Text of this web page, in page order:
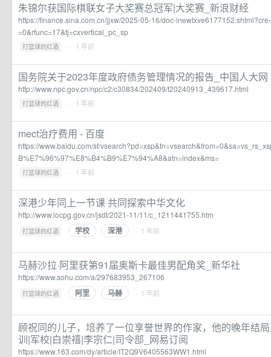
朱锦尔获国际棋联女子大奖赛总冠军|大奖赛_新浪财经
https://finance.sina.com.cn/jjxw/2025-05-16/doc-
=0&rfunc=17&tj=cxvertical_pc_sp
打篮球的红酒 · · 1 年前
国务院关于2023年度政府债务管理情况的报告_中国人大网
http://www.npc.gov.cn/npc/c2/c30834/202409/t20240913_439617.html
打篮球的红酒 · · 1 年前
mect治疗费用 - 百度
https://www.baidu.com/sf/
B%E7%96%97%E8%B4%B9%E7%94%A8&atn=index&ms=
打篮球的红酒 · · 1 年前
深港少年同上一节课 共同探索中华文化
http://www.locpg.gov.cn/jsdt/2021-11/11/c_1211441755.htm
打篮球的红酒 · 学校 深港 · 1 年前
马赫沙拉·阿里获第91届奥斯卡最佳男配角奖_新华社
https://www.sohu.com/a/297683953_267106
打篮球的红酒 · 阿里 马赫 · 1 年前
顾祝同的儿子，培养了一位享誉世界的作家，他的晚年结
训|军校|白崇禧|李宗仁|司令部_网易订阅
https://www.163.com/dy/article/IT2Q9V6405563WW1.html